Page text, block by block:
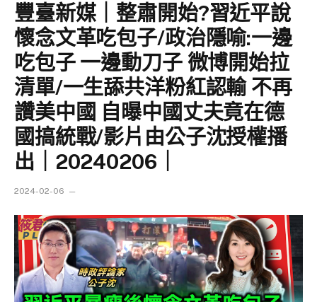
豐臺新媒｜整肅開始?習近平說
懷念文革吃包子/政治隱喻:一邊
吃包子 一邊動刀子 微博開始拉
清單/一生舔共洋粉紅認輸 不再
讚美中國 自曝中國丈夫竟在德
國搞統戰/影片由公子沈授權播
出｜20240206｜
2024-02-06